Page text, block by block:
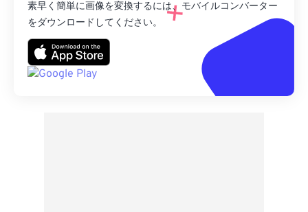
素早く簡単に画像を変換するには、モバイルコンバーター
をダウンロードしてください。